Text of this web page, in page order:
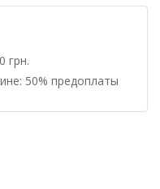
грн.
50% предоплаты